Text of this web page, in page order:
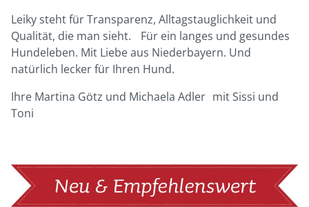
Leiky steht für Transparenz, Alltagstauglichkeit und
Qualität, die man sieht. Für ein langes und gesundes
Hundeleben. Mit Liebe aus Niederbayern. Und
natürlich lecker für Ihren Hund.
Ihre Martina Götz und Michaela Adler mit Sissi und
Toni